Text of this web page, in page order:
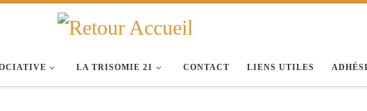
LA TRISOMIE 21 CONTACT LIENS UTILES